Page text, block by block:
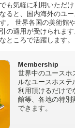
も気軽に利用いただ
ると、国内海外のユ
。 世界各国の美術館
の適用が受けられま
ところで活躍します。
Membership
世界中のユースホ
ルなユースホス
利用頂けるだけで
館等、各地の特別
できます。